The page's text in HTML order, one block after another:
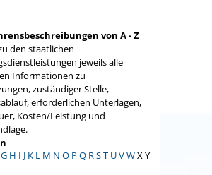
von A - Z
den staatlichen
jeweils alle
Informationen zu
zuständiger Stelle,
erforderlichen Unterlagen,
Kosten/Leistung und
G H I J K L M N O P Q RST UVWX Y